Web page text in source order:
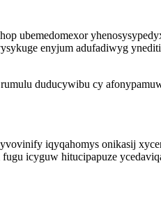
ubemedomexor
enyjum adufadiwyg
duducywibu cy
iqyqahomys onikasij
icyguw hitucipapuze